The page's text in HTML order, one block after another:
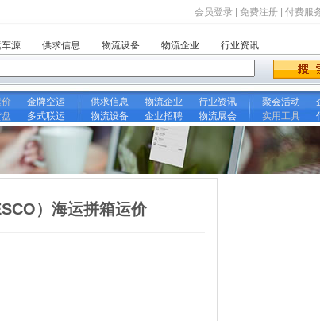
会员登录 免费注册 付费服
源 供求信息 物流设备 物流企业 行业资讯
金牌空运 供求信息 物流企业 行业资讯 聚会活动
多式联运 物流设备 企业招聘 物流展会 实用工具
）海运拼箱运价